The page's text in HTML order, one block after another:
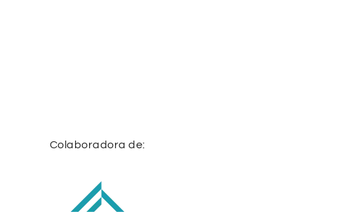
Colaboradora de: